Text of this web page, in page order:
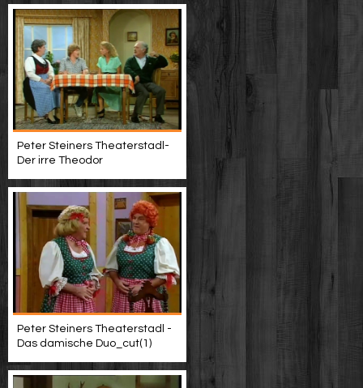
Peter Steiners Theaterstadl-
Der irre Theodor
Peter Steiners Theaterstadl -
Das damische Duo_cut(1)